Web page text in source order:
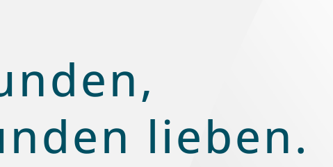
lieben.